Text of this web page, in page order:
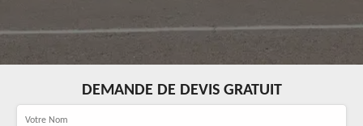
DEMANDE DE DEVIS GRATUIT